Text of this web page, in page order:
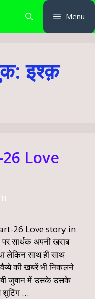
Menu
इश्क़
Love
Love story in
सार्थक अपनी खराब
लेकिन साथ ही साथ
की खबरें भी निकलने
जुबान में उसके उसके
शूटिंग …